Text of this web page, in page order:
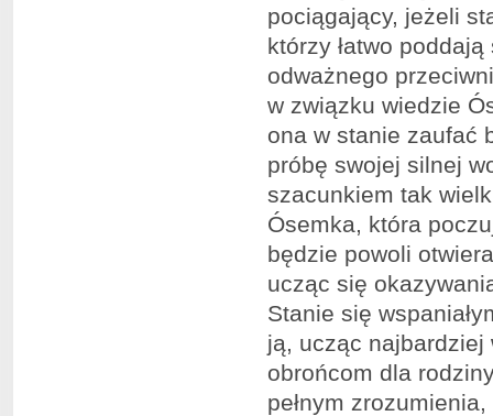
pociągający, jeżeli
którzy łatwo
odważnego
w związku wiedzie
ona w stanie zaufać
próbę swojej silnej
szacunkiem tak
Ósemka, która
będzie powoli
ucząc się
Stanie się
ją, ucząc
obrońcom dla
pełnym